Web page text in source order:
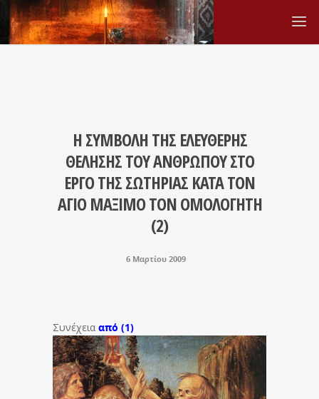
Η ΣΥΜΒΟΛΗ ΤΗΣ ΕΛΕΥΘΕΡΗΣ
ΘΕΛΗΣΗΣ ΤΟΥ ΑΝΘΡΩΠΟΥ ΣΤΟ
ΕΡΓΟ ΤΗΣ ΣΩΤΗΡΙΑΣ ΚΑΤΑ ΤΟΝ
ΑΓΙΟ ΜΑΞΙΜΟ ΤΟΝ ΟΜΟΛΟΓΗΤΗ
(2)
6 Μαρτίου 2009
Συνέχεια από (1)